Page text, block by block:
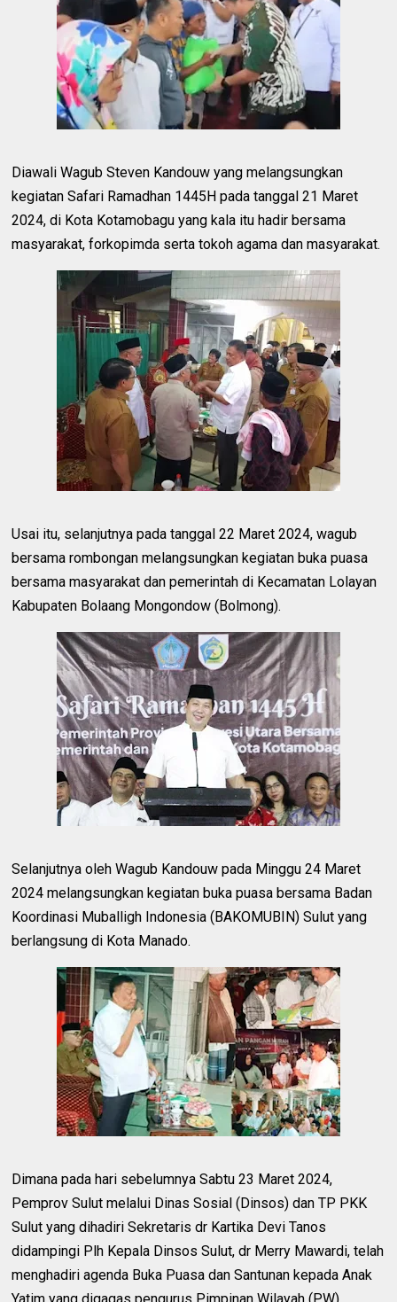
Diawali Wagub Steven Kandouw yang melangsungkan
kegiatan Safari Ramadhan 1445H pada tanggal 21 Maret
2024, di Kota Kotamobagu yang kala itu hadir bersama
masyarakat, forkopimda serta tokoh agama dan masyarakat.
Usai itu, selanjutnya pada tanggal 22 Maret 2024, wagub
bersama rombongan melangsungkan kegiatan buka puasa
bersama masyarakat dan pemerintah di Kecamatan Lolayan
Kabupaten Bolaang Mongondow (Bolmong).
Selanjutnya oleh Wagub Kandouw pada Minggu 24 Maret
2024 melangsungkan kegiatan buka puasa bersama Badan
Koordinasi Muballigh Indonesia (BAKOMUBIN) Sulut yang
berlangsung di Kota Manado.
Dimana pada hari sebelumnya Sabtu 23 Maret 2024,
Pemprov Sulut melalui Dinas Sosial (Dinsos) dan TP PKK
Sulut yang dihadiri Sekretaris dr Kartika Devi Tanos
didampingi Plh Kepala Dinsos Sulut, dr Merry Mawardi, telah
menghadiri agenda Buka Puasa dan Santunan kepada Anak
Yatim yang digagas pengurus Pimpinan Wilayah (PW)